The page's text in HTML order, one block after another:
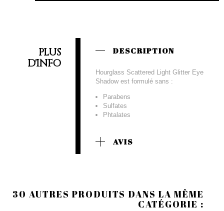
PLUS
D'INFO
DESCRIPTION
Hourglass Scattered Light Glitter Eye
Shadow est formulé sans :
Parabens
Sulfates
Phtalates
AVIS
30 AUTRES PRODUITS DANS LA MÊME
CATÉGORIE :